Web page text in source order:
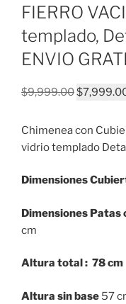
FIERRO
templado,
ENVIO
$9,999.00Original
was:
$
Chimenea con
vidrio templado
Dimensiones
Dimensiones Patas
cm
Altura total : 78 cm
Altura sin base 57